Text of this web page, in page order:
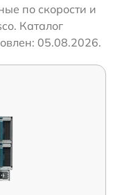
по скорости и
Каталог
05.08.2026.